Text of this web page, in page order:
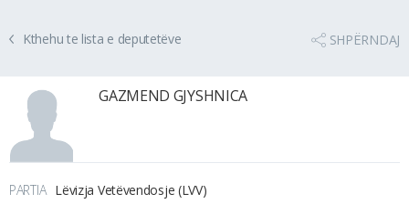
Kthehu te lista e deputetëve SHPËRNDAJ
GAZMEND GJYSHNICA
PARTIA Lëvizja Vetëvendosje (LVV)